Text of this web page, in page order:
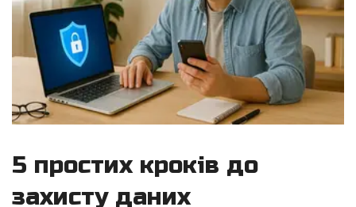
5 простих кроків до
захисту даних